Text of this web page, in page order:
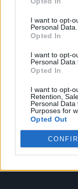
I want to opt-
Personal Data.
Opted In
I want to opt-
Personal Data
Opted In
I want to opt-
Retention,
Personal
Purposes for
Opted Out
VAI
Il materiale (testo, foto e
stampa con immagini e
di pubblico dominio. Se i
pubblicazione, non avranno
"Juventus Magazine" non è
proprietà di Napoli
ne detiene tutti i marchi e